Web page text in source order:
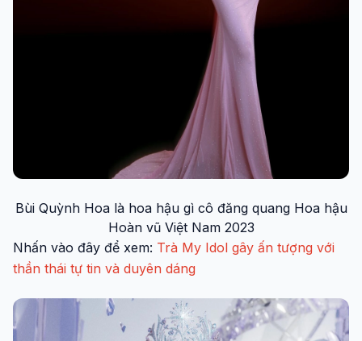
Bùi Quỳnh Hoa là hoa hậu gì cô đăng quang Hoa hậu
Hoàn vũ Việt Nam 2023
Nhấn vào đây để xem: Trà My Idol gây ấn tượng với
thần thái tự tin và duyên dáng